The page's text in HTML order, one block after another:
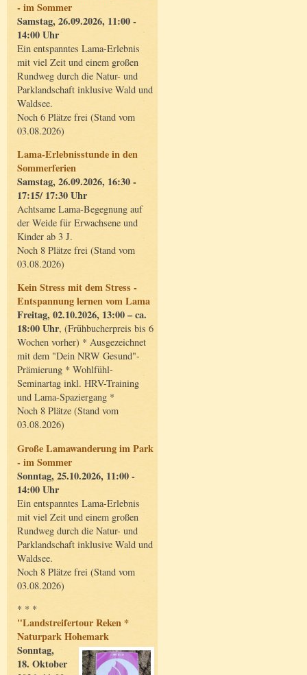
- im Sommer
Samstag, 26.09.2026, 11:00 -
14:00 Uhr
Ein entspanntes Lama-Erlebnis
mit viel Zeit und einem großen
Rundweg durch die Natur- und
Parklandschaft inklusive Wald und
Waldsee.
Noch 6 Plätze frei (Stand vom
03.08.2026)
Lama-Erlebnisstunde in den
Sommerferien
Samstag, 26.09.2026, 16:30 -
17:15/ 17:30 Uhr
Achtsame Lama-Begegnung auf
der Weide für Erwachsene und
Kinder ab 3 J.
Noch 8 Plätze frei (Stand vom
03.08.2026)
Kein Stress mit dem Stress -
Entspannung lernen vom Lama
Freitag, 02.10.2026, 13:00 – ca.
18:00 Uhr, (Frühbucherpreis bis 6
Wochen vorher) * Ausgezeichnet
mit dem "Dein NRW Gesund"-
Prämierung * Wohlfühl-
Seminartag inkl. HRV-Training
und Lama-Spaziergang *
Noch 8 Plätze (Stand vom
03.08.2026)
Große Lamawanderung im Park
- im Sommer
Sonntag, 25.10.2026, 11:00 -
14:00 Uhr
Ein entspanntes Lama-Erlebnis
mit viel Zeit und einem großen
Rundweg durch die Natur- und
Parklandschaft inklusive Wald und
Waldsee.
Noch 8 Plätze frei (Stand vom
03.08.2026)
* * *
"Landstreifertour Reken *
Naturpark Hohemark
Sonntag,
18. Oktober